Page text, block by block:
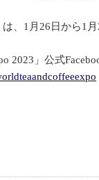
は、1月26日から
2023」公式